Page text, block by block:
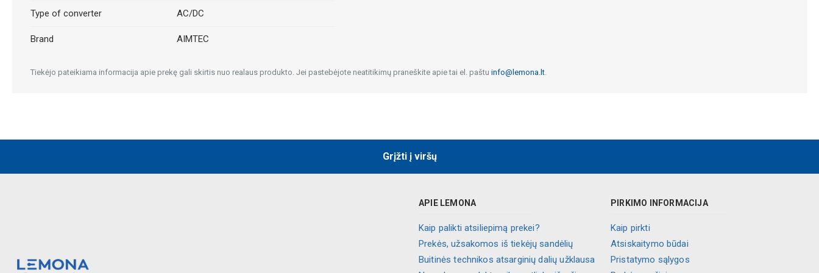
Type of converter AC/DC
Brand AIMTEC
Tiekėjo pateikiama informacija apie prekę gali skirtis nuo realaus produkto. Jei pastebėjote neatitikimų praneškite apie tai el. paštu info@lemona.lt.
Grįžti į viršų
APIE LEMONA
Kaip palikti atsiliepimą prekei?
Prekės, užsakomos iš tiekėjų sandėlių
Buitinės technikos atsarginių dalių užklausa
PIRKIMO INFORMACIJA
Kaip pirkti
Atsiskaitymo būdai
Pristatymo sąlygos